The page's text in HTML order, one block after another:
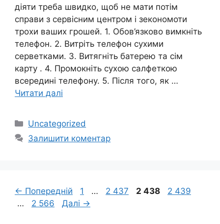
діяти треба швидко, щоб не мати потім
справи з сервісним центром і зекономоти
трохи ваших грошей. 1. Обов’язково вимкніть
телефон. 2. Витріть телефон сухими
серветками. 3. Витягніть батерею та сім
карту . 4. Промокніть сухою салфеткою
всередині телефону. 5. Після того, як …
Читати далі
Категорії
Uncategorized
Залишити коментар
← Попередній Сторінка
1 … Сторінка
2 437 Сторінка
2 438 Сторінка
2 439
…
Сторінка
2 566 Далі →